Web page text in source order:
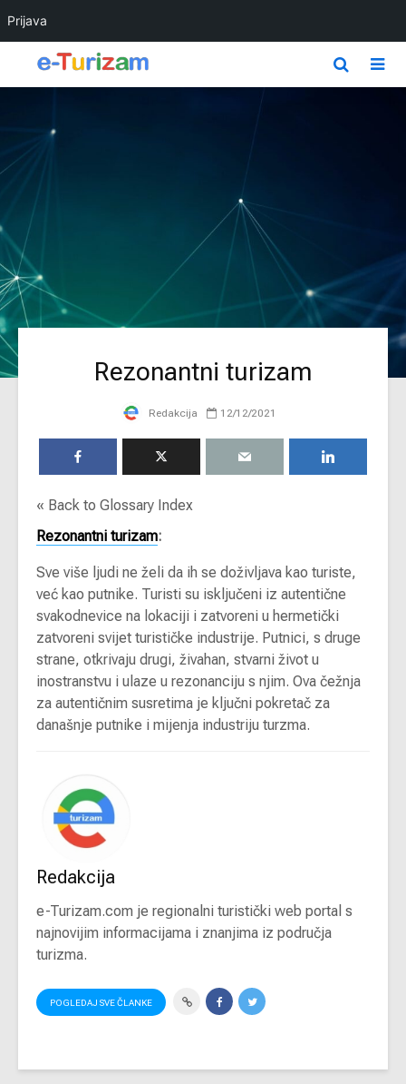
Prijava
Rezonantni turizam
Redakcija 12/12/2021
« Back to Glossary Index
Rezonantni turizam:
Sve više ljudi ne želi da ih se doživljava kao turiste,
već kao putnike. Turisti su isključeni iz autentične
svakodnevice na lokaciji i zatvoreni u hermetički
zatvoreni svijet turističke industrije. Putnici, s druge
strane, otkrivaju drugi, živahan, stvarni život u
inostranstvu i ulaze u rezonanciju s njim. Ova čežnja
za autentičnim susretima je ključni pokretač za
današnje putnike i mijenja industriju turzma.
Redakcija
e-Turizam.com je regionalni turistički web portal s
najnovijim informacijama i znanjima iz područja
turizma.
POGLEDAJ SVE ČLANKE